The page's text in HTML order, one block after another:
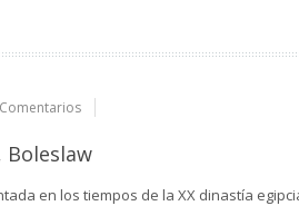
Boleslaw
en los tiempos de la XX dinastía